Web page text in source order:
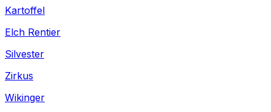
Kartoffel
Elch Rentier
Silvester
Zirkus
Wikinger